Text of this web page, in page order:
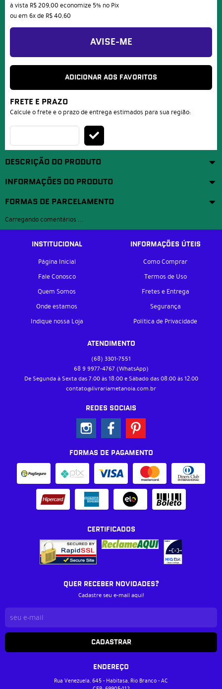
à vista R$ 209,00 economize 5% no Pix
ou em 6xde R$ 40,60
AVISE-ME
ADICIONAR AOS FAVORITOS
FRETE E PRAZO
Calcule o frete e o prazo de entrega estimados para sua região:
DESCRIÇÃO DO PRODUTO
INFORMAÇÕES DO PRODUTO
FORMAS DE PARCELAMENTO
Carregando comentários ...
INSTITUCIONAL
Página Inicial
Fale Conosco
Quem Somos
Onde estamos
Indique nossa Loja
INFORMAÇÕES ÚTEIS
Como Comprar
Termos de Uso
Fretes e Entrega
Segurança
Política de Privacidade
ATENDIMENTO
(68) 3301-7551
68 9 9977-4767 (WhatsApp)
De Segunda à Sexta das 7:00 às 18:00 e Sábado das 08:00 às 12:00
contato@livrariametanoia.com.br
REDES SOCIAIS
FORMAS DE PAGAMENTO
CERTIFICADOS
QUER RECEBER NOVIDADES?
Cadastre seu e-mail aqui!
CADASTRAR
ENDEREÇO
Rua Venezuela, 645- Habitasa, Rio Branco-AC